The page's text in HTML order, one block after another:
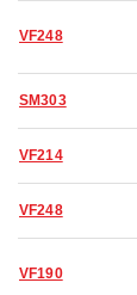
VF248
SM303
VF214
VF248
VF190